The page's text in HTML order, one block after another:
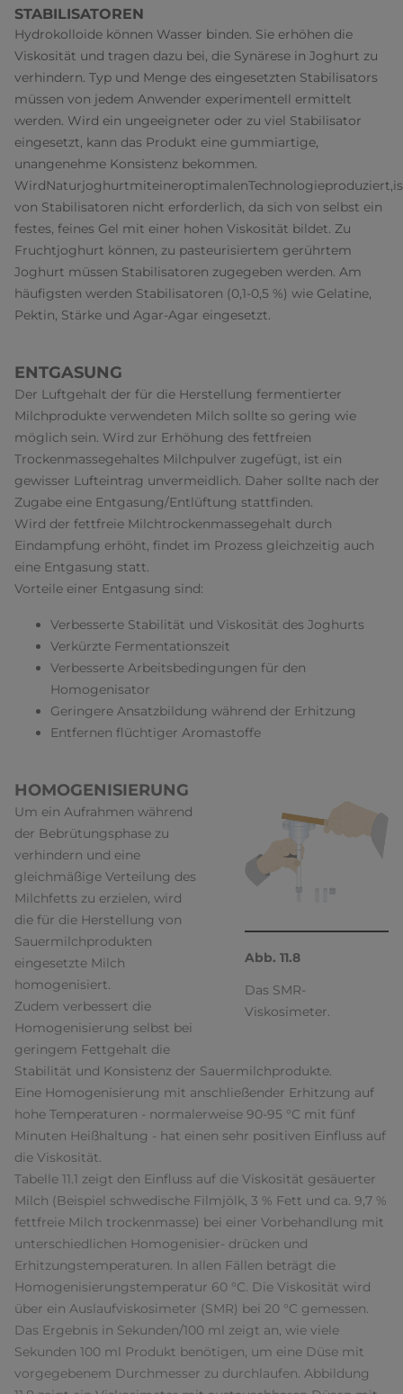
STABILISATOREN
Hydrokolloide können Wasser binden. Sie erhöhen die
Viskosität und tragen dazu bei, die Synärese in Joghurt zu
verhindern. Typ und Menge des eingesetzten Stabilisators
müssen von jedem Anwender experimentell ermittelt
werden. Wird ein ungeeigneter oder zu viel Stabilisator
eingesetzt, kann das Produkt eine gummiartige,
unangenehme Konsistenz bekommen.
von Stabilisatoren nicht erforderlich, da sich von selbst ein
festes, feines Gel mit einer hohen Viskosität bildet. Zu
Fruchtjoghurt können, zu pasteurisiertem gerührtem
Joghurt müssen Stabilisatoren zugegeben werden. Am
häufigsten werden Stabilisatoren (0,1-0,5 %) wie Gelatine,
Pektin, Stärke und Agar-Agar eingesetzt.
ENTGASUNG
Der Luftgehalt der für die Herstellung fermentierter
Milchprodukte verwendeten Milch sollte so gering wie
möglich sein. Wird zur Erhöhung des fettfreien
Trockenmassegehaltes Milchpulver zugefügt, ist ein
gewisser Lufteintrag unvermeidlich. Daher sollte nach der
Zugabe eine Entgasung/Entlüftung stattfinden.
Wird der fettfreie Milchtrockenmassegehalt durch
Eindampfung erhöht, findet im Prozess gleichzeitig auch
eine Entgasung statt.
Vorteile einer Entgasung sind:
Verbesserte Stabilität und Viskosität des Joghurts
Verkürzte Fermentationszeit
Verbesserte Arbeitsbedingungen für den
Homogenisator
Geringere Ansatzbildung während der Erhitzung
Entfernen flüchtiger Aromastoffe
HOMOGENISIERUNG
Abb. 11.8
Das SMR-
Viskosimeter.
Um ein Aufrahmen während
der Bebrütungsphase zu
verhindern und eine
gleichmäßige Verteilung des
Milchfetts zu erzielen, wird
die für die Herstellung von
Sauermilchprodukten
eingesetzte Milch
homogenisiert.
Zudem verbessert die
Homogenisierung selbst bei
geringem Fettgehalt die
Stabilität und Konsistenz der Sauermilchprodukte.
Eine Homogenisierung mit anschließender Erhitzung auf
hohe Temperaturen - normalerweise 90-95 °C mit fünf
Minuten Heißhaltung - hat einen sehr positiven Einfluss auf
die Viskosität.
Tabelle 11.1 zeigt den Einfluss auf die Viskosität gesäuerter
Milch (Beispiel schwedische Filmjölk, 3 % Fett und ca. 9,7 %
fettfreie Milch trockenmasse) bei einer Vorbehandlung mit
unterschiedlichen Homogenisier- drücken und
Erhitzungstemperaturen. In allen Fällen beträgt die
Homogenisierungstemperatur 60 °C. Die Viskosität wird
über ein Auslaufviskosimeter (SMR) bei 20 °C gemessen.
Das Ergebnis in Sekunden/100 ml zeigt an, wie viele
Sekunden 100 ml Produkt benötigen, um eine Düse mit
vorgegebenem Durchmesser zu durchlaufen. Abbildung